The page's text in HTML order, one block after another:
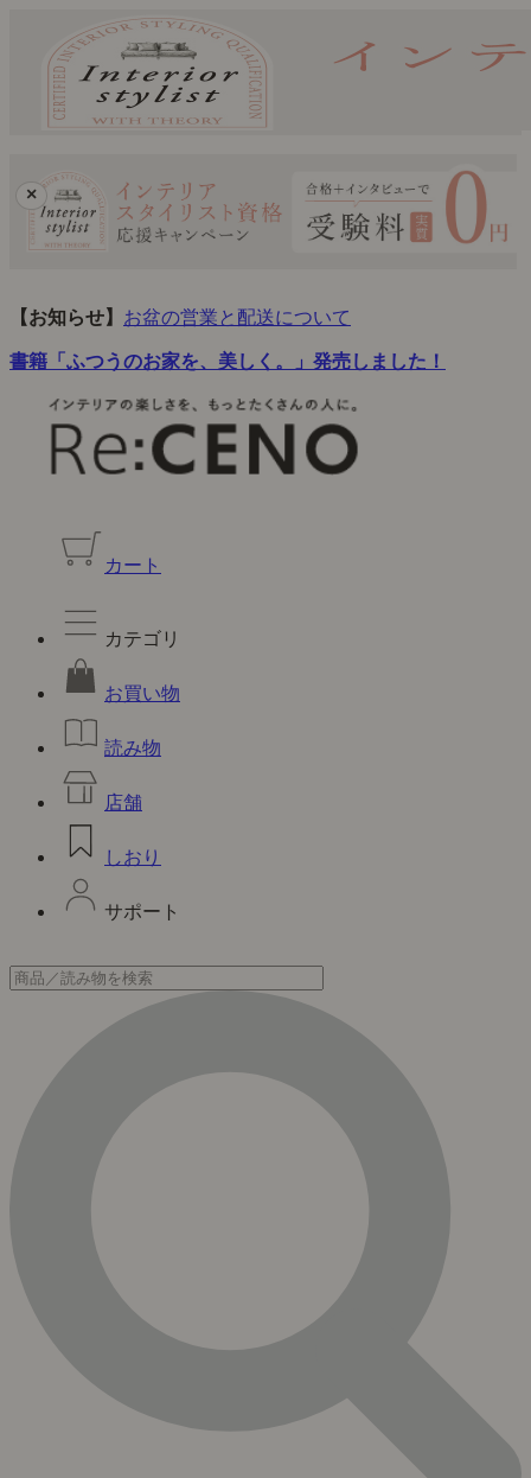
×
【お知らせ】 お盆の営業と配送について
書籍「ふつうのお家を、美しく。」発売しました！
カート
カテゴリ
お買い物
読み物
店舗
しおり
サポート